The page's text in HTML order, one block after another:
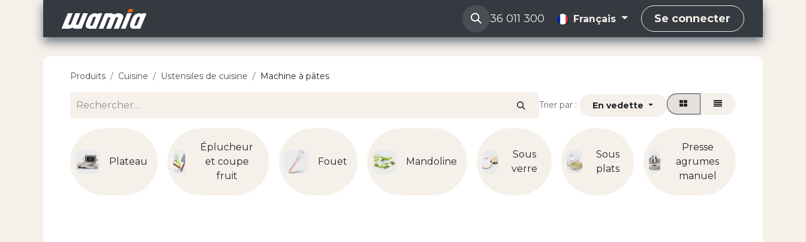
36 011 300 Français Se connecter
Produits Cuisine Ustensiles de cuisine Machine à pâtes
Trier par : En vedette
Plateau
Éplucheur
et coupe
fruit
Fouet Mandoline
Sous
verre
Sous
plats
Presse
agrumes
manuel